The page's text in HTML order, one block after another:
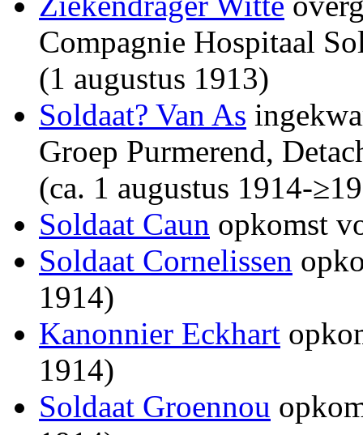
Compagnie Hospitaal
(1 augustus 1913)
Soldaat? Van As
Groep Purmerend,
(ca. 1 augustus 1914-
Soldaat Caun opkomst
Soldaat Cornelissen
1914)
Kanonnier Eckhart
1914)
Soldaat Groennou